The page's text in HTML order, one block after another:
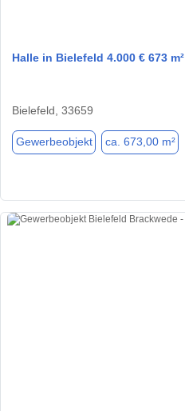
Halle in Bielefeld 4.000 € 673 m²
Bielefeld, 33659
Gewerbeobjekt ca. 673,00 m²